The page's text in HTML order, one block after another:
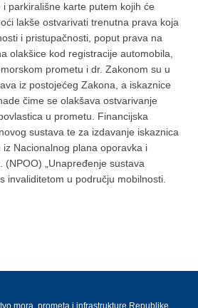
parkirališne karte putem kojih će
lakše ostvarivati trenutna prava koja
i pristupačnosti, poput prava na
olakšice kod registracije automobila,
prometu i dr. Zakonom su u
iz postojećeg Zakona, a iskaznice
čime se olakšava ostvarivanje
u prometu. Financijska
sustava te za izdavanje iskaznica
Nacionalnog plana oporavka i
„Unapređenje sustava
invaliditetom u području mobilnosti.
mora, prometa i infrastrukture Republike